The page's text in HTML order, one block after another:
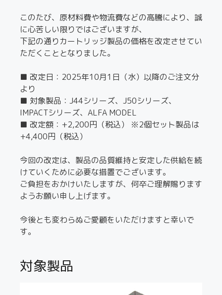
このたび、原材料費や物流費などの高騰により、誠
に心苦しい限りではございますが、
下記の通りカートリッジ製品の価格を改定させてい
ただくこととなりました。
■ 改定日：2025年10月1日（水）以降のご注文分
より
■ 対象製品：J44シリーズ、J50シリーズ、
IMPACTシリーズ、ALFA MODEL
■ 改定額：+2,200円（税込） ※2個セット製品は
+4,400円（税込）
今回の改定は、製品の品質維持と安定した供給を続
けていくために必要な措置でございます。
ご負担をおかけいたしますが、何卒ご理解賜ります
ようお願い申し上げます。
今後とも変わらぬご愛顧をいただけますと幸いで
す。
対象製品